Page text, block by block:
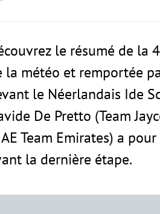
le résumé de la
la météo et remportée
le Néerlandais Ide
De Pretto (Team
Team Emirates) a
la dernière étape.